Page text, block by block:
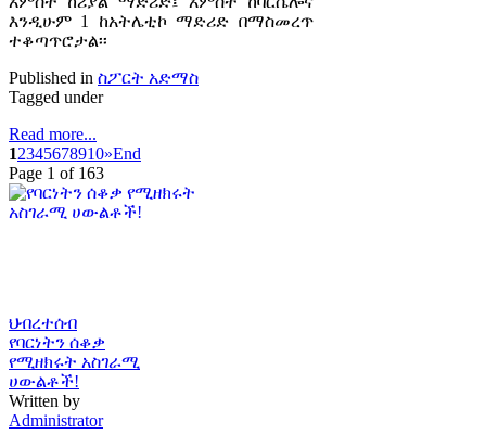
እንዲሁም 1 ከአትሌቲኮ ማድሪድ በማስመረጥ
ተቆጣጥሮታል፡፡
Published in ስፖርት አድማስ
Tagged under
Read more...
12345678910»End
Page 1 of 163
ህብረተሰብ
የባርነትን ሰቆቃ
የሚዘክሩት አስገራሚ
ሀውልቶች!
Written by
Administrator